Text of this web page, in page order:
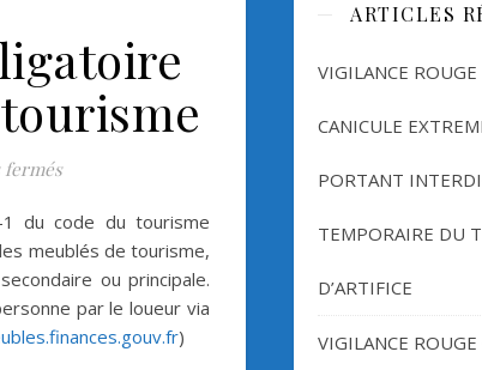
ferméssur Déclaration Obligatoire des meublés de tourisme
du code du tourisme
meublés de tourisme,
ou principale.
par le loueur via
)
ARTICLES
VIGILANCE ROUGE
CANICULE
PORTANT
TEMPORAIRE DU
D’ARTIFICE
VIGILANCE ROUGE